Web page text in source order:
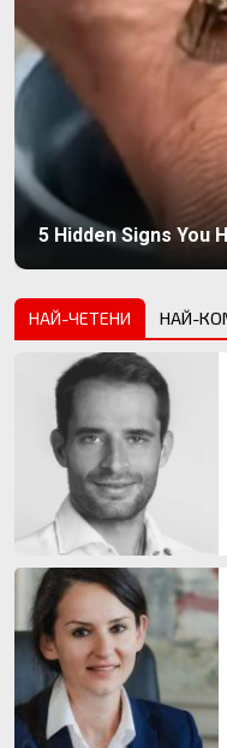
5 Hidden Signs You
НАЙ-ЧЕТЕНИ НАЙ-